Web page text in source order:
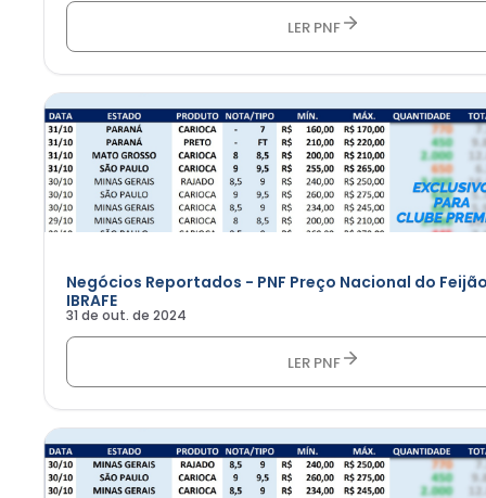
LER PNF
Negócios Reportados - PNF Preço Nacional do
IBRAFE
31 de out. de 2024
LER PNF